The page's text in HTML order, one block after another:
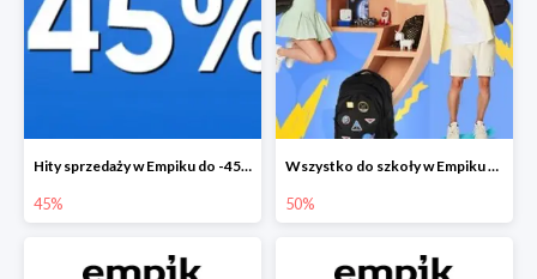
Hity sprzedaży w Empiku do -45%
45%
Wszystko do szkoły w Empiku do -50%
50%